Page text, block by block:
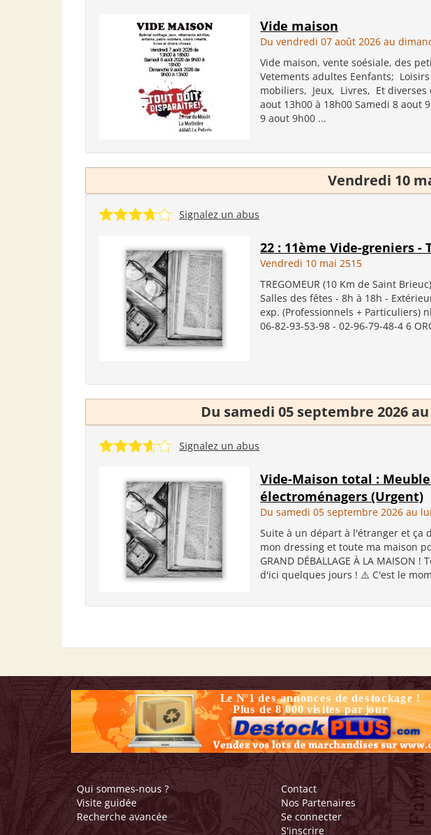
Vide maison
Du vendredi 07 août 2026 au
Vide maison, vente soésiale, des
Vetements adultes Eenfants;
mobiliers, Jeux, Livres, Et diverses
aout 13h00 à 18h00 Samedi 8 aout
9 aout 9h00 ...
Vendredi 10
Signalez un abus
22 : 11ème Vide-greniers -
Vendredi 10 mai 2515
TREGOMEUR (10 Km de Saint
Salles des fêtes - 8h à 18h -
exp. (Professionnels + Particuliers)
06-82-93-53-98 - 02-96-79-48-4 6
Du samedi 05 septembre 2026
Signalez un abus
Vide-Maison total :
électroménagers (Urgent)
Du samedi 05 septembre 2026 au
Suite à un départ à l'étranger et ça
mon dressing et toute ma maison
GRAND DÉBALLAGE À LA MAISON
d'ici quelques jours ! ⚠️ C'est le
Qui sommes-nous ?
Visite guidée
Recherche avancée
Contact
Nos Partenaires
Se connecter
S'inscrire